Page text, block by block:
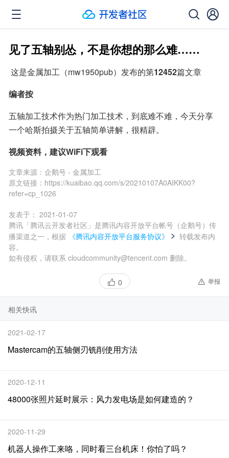
见了五轴别怂，不是你想的那么难……
这是金属加工（mw1950pub）发布的第12452篇文章
编者按
五轴加工技术作为热门加工技术，到底难不难，今天分享
一个哈斯拍摄关于五轴简单讲解，很精辟。
视频资料，建议WiFi下观看
文章来源： 企鹅号 - 金属加工
原文链接： https://kuaibao.qq.com/s/20210107A0AIKK00?
refer=cp_1026
发表于： 2021-01-07
腾讯「腾讯云开发者社区」是腾讯内容开放平台帐号（企鹅号）传
播渠道之一，根据
《腾讯内容开放平台服务协议》
转载发布内
容。
如有侵权，请联系 cloudcommunity@tencent.com 删除。
0 举报
相关快讯
2021-02-17
Mastercam的五轴侧刃铣削使用方法
2020-12-11
48000张照片延时展示：风力发电场是如何建造的？
2020-11-29
机器人操作工来咯，同时看三台机床！你怕了吗？